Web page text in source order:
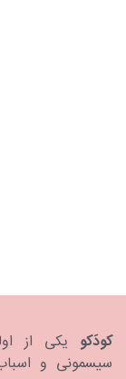
کودَکو یکی از